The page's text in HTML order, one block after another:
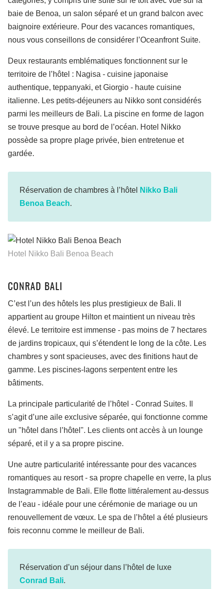
baie de Benoa, un salon séparé et un grand balcon avec
baignoire extérieure. Pour des vacances romantiques,
nous vous conseillons de considérer l’Oceanfront Suite.
Deux restaurants emblématiques fonctionnent sur le
territoire de l’hôtel : Nagisa - cuisine japonaise
authentique, teppanyaki, et Giorgio - haute cuisine
italienne. Les petits-déjeuners au Nikko sont considérés
parmi les meilleurs de Bali. La piscine en forme de lagon
se trouve presque au bord de l’océan. Hotel Nikko
possède sa propre plage privée, bien entretenue et
gardée.
Réservation de chambres à l’hôtel
Nikko Bali
Benoa Beach.
Hotel Nikko Bali Benoa Beach
CONRAD BALI
C’est l’un des hôtels les plus prestigieux de Bali. Il
appartient au groupe Hilton et maintient un niveau très
élevé. Le territoire est immense - pas moins de 7 hectares
de jardins tropicaux, qui s’étendent le long de la côte. Les
chambres y sont spacieuses, avec des finitions haut de
gamme. Les piscines-lagons serpentent entre les
bâtiments.
La principale particularité de l’hôtel - Conrad Suites. Il
s’agit d’une aile exclusive séparée, qui fonctionne comme
un "hôtel dans l’hôtel". Les clients ont accès à un lounge
séparé, et il y a sa propre piscine.
Une autre particularité intéressante pour des vacances
romantiques au resort - sa propre chapelle en verre, la plus
Instagrammable de Bali. Elle flotte littéralement au-dessus
de l’eau - idéale pour une cérémonie de mariage ou un
renouvellement de vœux. Le spa de l’hôtel a été plusieurs
fois reconnu comme le meilleur de Bali.
Réservation d’un séjour dans l’hôtel de luxe
Conrad Bali.